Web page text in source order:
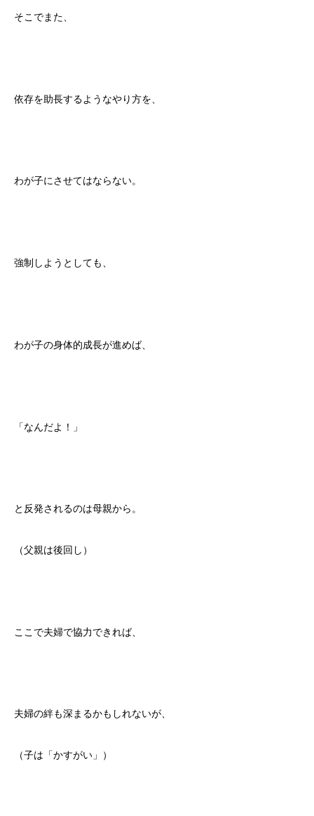
そこでまた、
依存を助長するようなやり方を、
わが子にさせてはならない。
強制しようとしても、
わが子の身体的成長が進めば、
「なんだよ！」
と反発されるのは母親から。
（父親は後回し）
ここで夫婦で協力できれば、
夫婦の絆も深まるかもしれないが、
（子は「かすがい」）